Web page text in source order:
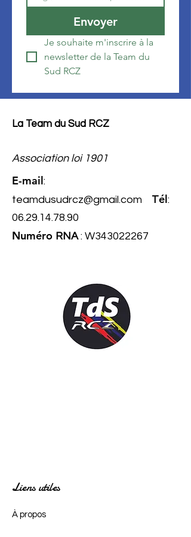
Envoyer
Je souhaite m'inscrire à la
newsletter de la Team du
Sud RCZ
La Team du Sud RCZ
Association loi 1901
E-mail:
teamdusudrcz@gmail.com
Tél:
06.29.14.78.90
Numéro RNA: W343022267
Liens utiles
À propos